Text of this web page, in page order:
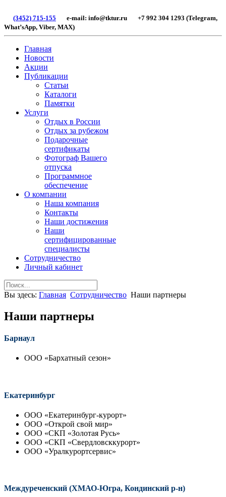
(3452) 715-155 e-mail: info@tktur.ru +7 992 304 1293 (Telegram,
What’sApp, Viber, МАХ)
Главная
Новости
Акции
Публикации
Статьи
Каталоги
Памятки
Услуги
Отдых в России
Отдых за рубежом
Подарочные
сертификаты
Фотограф Вашего
отпуска
Программное
обеспечение
О компании
Наша компания
Контакты
Наши достижения
Наши
сертифицированные
специалисты
Сотрудничество
Личный кабинет
Вы здесь: Главная Сотрудничество Наши партнеры
Наши партнеры
Барнаул
ООО «Бархатный сезон»
Екатеринбург
ООО «Екатеринбург-курорт»
ООО «Открой свой мир»
ООО «СКП «Золотая Русь»
ООО «СКП «Свердловсккурорт»
ООО «Уралкурортсервис»
Междуреченский (ХМАО-Югра, Кондинский р-н)